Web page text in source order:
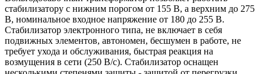
стабилизатору с нижним порогом от 155 В, а верхним до 275
В, номинальное входное напряжение от 180 до 255 В.
Стабилизатор электронного типа, не включает в себя
подвижных элементов, автономен, бесшумен в работе, не
требует ухода и обслуживания, быстрая реакция на
возмущения в сети (250 В/с). Стабилизатор оснащен